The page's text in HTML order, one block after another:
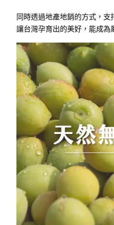
同時透過地產地銷的方式，支
讓台灣孕育出的美好，能成為